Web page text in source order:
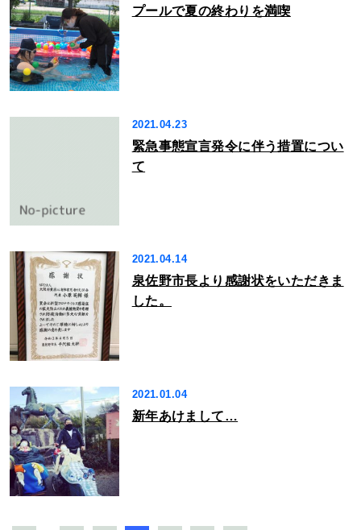
プールで夏の終わりを満喫
2021.04.23
緊急事態宣言発令に伴う措置につい
て
2021.04.14
泉佐野市長より感謝状をいただきま
した。
2021.01.04
新年あけまして…